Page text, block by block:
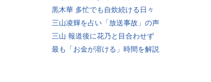
黒木華 多忙でも自炊続ける日々
三山凌輝を占い「放送事故」の声
三山 報道後に花乃と目合わせず
最も「お金が溶ける」時間を解説